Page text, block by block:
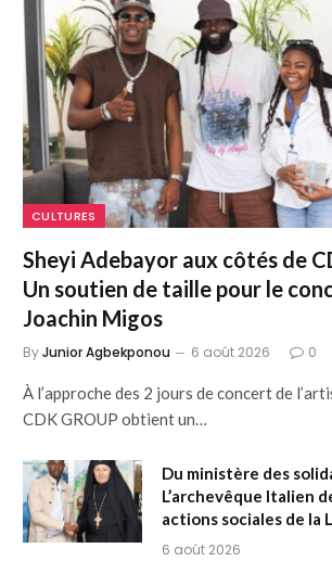
CULTURES
Sheyi Adebayor aux côtés de
Un soutien de taille pour le
Joachin Migos
ByJunior Agbekponou 6 août 2026 0
À l’approche des 2 jours de concert de
CDK GROUP obtient un…
Du ministère des
L’archevêque Italien
actions sociales de la
6 août 2026